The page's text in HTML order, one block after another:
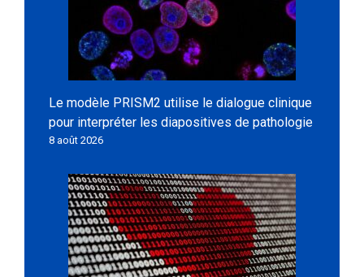
Le modèle PRISM2 utilise le dialogue clinique
pour interpréter les diapositives de pathologie
8 août 2026